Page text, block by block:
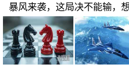
暴风来袭，这局决不能输，